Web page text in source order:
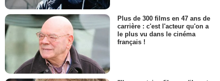
Plus de 300 films en 47 ans de
carrière : c'est l'acteur qu'on a
le plus vu dans le cinéma
français !